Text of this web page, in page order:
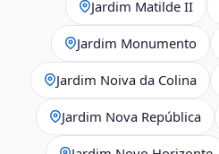
Jardim Matilde II
Jardim Monumento
Jardim Noiva da Colina
Jardim Nova República